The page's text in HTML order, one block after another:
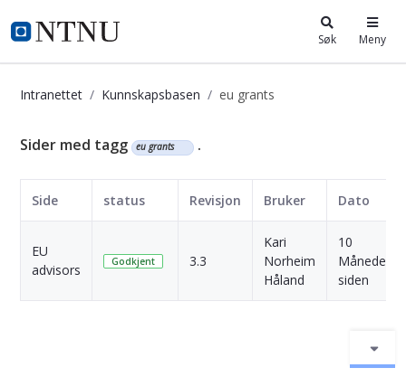
i.ntnu.no Søk Meny
Intranettet Kunnskapsbasen eu grants
Kunnskapsbasen
Sider med tagg eu grants .
Side status Revisjon Bruker Dato
EU
advisors
Godkjent 3.3
Kari
Norheim
Håland
10
Måneder
siden